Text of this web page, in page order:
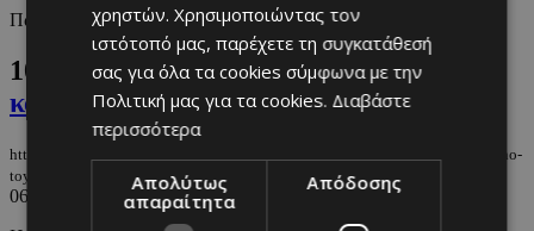
Πώς να αντιγράψετε την εμφάνιση της από την κυπριακή αγορά.
106.
Το μήνυμα της Αννίτας για τον
καρκίνο του μαστού
https://m.must.com.cy/gr/people/celebs/to-minyma-tis-annitas-gia-ton-karkino-
toy-mastoy
06/10/2024
CELEBS
χρηστών. Χρησιμοποιώντας τον
ιστότοπό μας, παρέχετε τη συγκατάθεσή
σας για όλα τα cookies σύμφωνα με την
Πολιτική μας για τα cookies. Διαβάστε
περισσότερα
Απολύτως
απαραίτητα
Απόδοσης